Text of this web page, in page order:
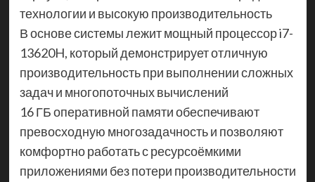
технологии и высокую производительность
В основе системы лежит мощный процессор i7-
13620H, который демонстрирует отличную
производительность при выполнении сложных
задач и многопоточных вычислений
16 ГБ оперативной памяти обеспечивают
превосходную многозадачность и позволяют
комфортно работать с ресурсоёмкими
приложениями без потери производительности